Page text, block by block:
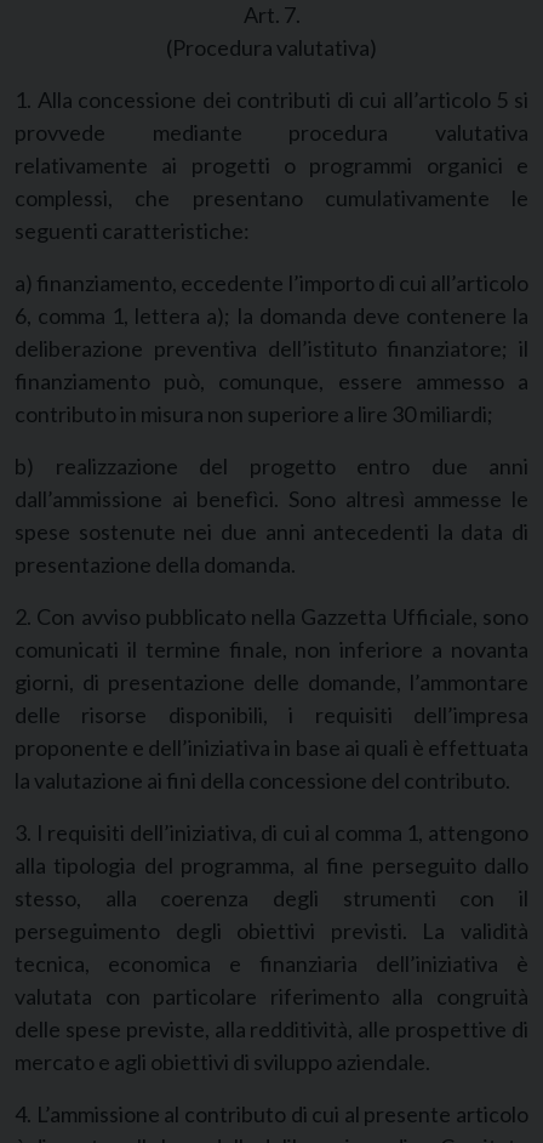
Art. 7.
(Procedura valutativa)
1. Alla concessione dei contributi di cui all’articolo 5 si
provvede mediante procedura valutativa
relativamente ai progetti o programmi organici e
complessi, che presentano cumulativamente le
seguenti caratteristiche:
a) finanziamento, eccedente l’importo di cui all’articolo
6, comma 1, lettera a); la domanda deve contenere la
deliberazione preventiva dell’istituto finanziatore; il
finanziamento può, comunque, essere ammesso a
contributo in misura non superiore a lire 30 miliardi;
b) realizzazione del progetto entro due anni
dall’ammissione ai benefìci. Sono altresì ammesse le
spese sostenute nei due anni antecedenti la data di
presentazione della domanda.
2. Con avviso pubblicato nella Gazzetta Ufficiale, sono
comunicati il termine finale, non inferiore a novanta
giorni, di presentazione delle domande, l’ammontare
delle risorse disponibili, i requisiti dell’impresa
proponente e dell’iniziativa in base ai quali è effettuata
la valutazione ai fini della concessione del contributo.
3. I requisiti dell’iniziativa, di cui al comma 1, attengono
alla tipologia del programma, al fine perseguito dallo
stesso, alla coerenza degli strumenti con il
perseguimento degli obiettivi previsti. La validità
tecnica, economica e finanziaria dell’iniziativa è
valutata con particolare riferimento alla congruità
delle spese previste, alla redditività, alle prospettive di
mercato e agli obiettivi di sviluppo aziendale.
4. L’ammissione al contributo di cui al presente articolo